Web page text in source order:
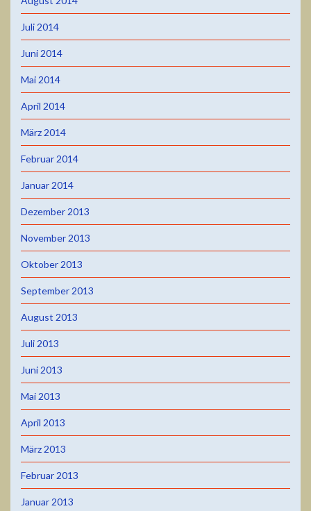
Juli 2014
Juni 2014
Mai 2014
April 2014
März 2014
Februar 2014
Januar 2014
Dezember 2013
November 2013
Oktober 2013
September 2013
August 2013
Juli 2013
Juni 2013
Mai 2013
April 2013
März 2013
Februar 2013
Januar 2013